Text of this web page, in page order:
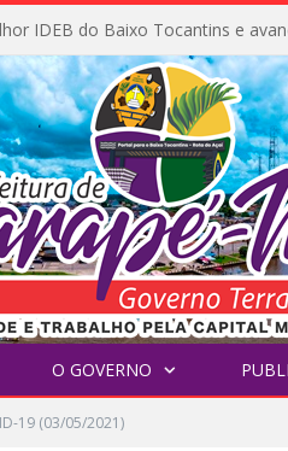
O GOVERNO
19 (03/05/2021)